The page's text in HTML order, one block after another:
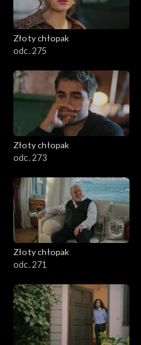
Złoty chłopak
odc. 275
Złoty chłopak
odc. 273
Złoty chłopak
odc. 271